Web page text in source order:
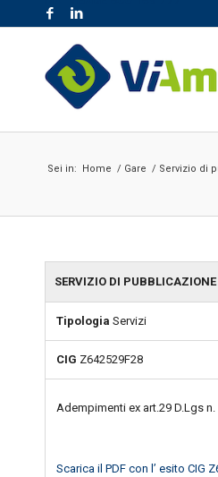
Sei in: Home / Gare / Servizio di
SERVIZIO DI
Tipologia Servizi
CIG Z642529F28
Adempimenti ex art.29 D.Lgs
Scarica il PDF con l’ esito CIG